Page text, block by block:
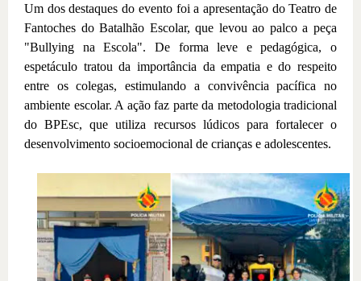
Um dos destaques do evento foi a apresentação do Teatro de
Fantoches do Batalhão Escolar, que levou ao palco a peça
"Bullying na Escola". De forma leve e pedagógica, o
espetáculo tratou da importância da empatia e do respeito
entre os colegas, estimulando a convivência pacífica no
ambiente escolar. A ação faz parte da metodologia tradicional
do BPEsc, que utiliza recursos lúdicos para fortalecer o
desenvolvimento socioemocional de crianças e adolescentes.